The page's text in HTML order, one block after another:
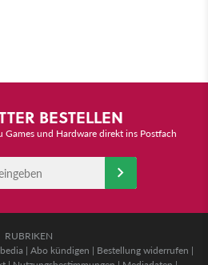
BESTELLEN
Games und Hardware direkt ins Postfach
RUBRIKEN
| Abo kündigen | Bestellung widerrufen |